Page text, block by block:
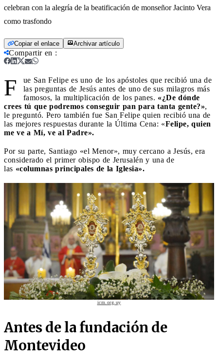
celebran con la alegría de la beatificación de monseñor Jacinto Vera
como trasfondo
Copiar el enlace Archivar artículo
Compartir en :
F
ue San Felipe es uno de los apóstoles que recibió una de
las preguntas de Jesús antes de uno de sus milagros más
famosos, la multiplicación de los panes. «¿De dónde
crees tú que podremos conseguir pan para tanta gente?»,
le preguntó. Pero también fue San Felipe quien recibió una de
las mejores respuestas durante la Última Cena: «Felipe, quien
me ve a Mí, ve al Padre».
Por su parte, Santiago «el Menor», muy cercano a Jesús, era
considerado el primer obispo de Jerusalén y una de
las «columnas principales de la Iglesia».
icm.org.uy
Antes de la fundación de
Montevideo